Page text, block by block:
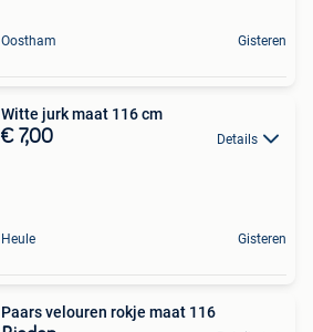
Oostham Gisteren
Witte jurk maat 116 cm
€ 7,00 Details
Heule Gisteren
Paars velouren rokje maat 116